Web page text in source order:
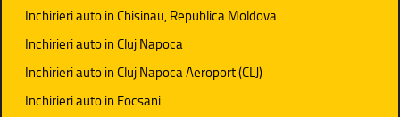
Inchirieri auto in Chisinau, Republica Moldova
Inchirieri auto in Cluj Napoca
Inchirieri auto in Cluj Napoca Aeroport (CLJ)
Inchirieri auto in Focsani